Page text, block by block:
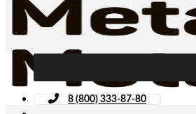
8 (800) 333-87-80